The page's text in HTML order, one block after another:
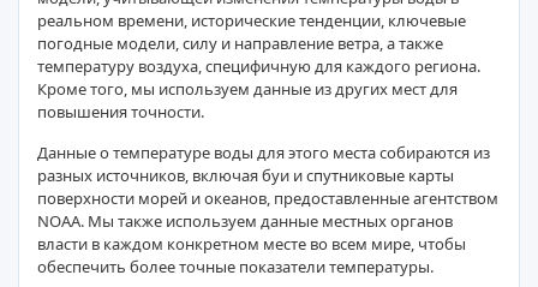
реальном времени, исторические тенденции, ключевые
погодные модели, силу и направление ветра, а также
температуру воздуха, специфичную для каждого региона.
Кроме того, мы используем данные из других мест для
повышения точности.
Данные о температуре воды для этого места собираются из
разных источников, включая буи и спутниковые карты
поверхности морей и океанов, предоставленные агентством
NOAA. Мы также используем данные местных органов
власти в каждом конкретном месте во всем мире, чтобы
обеспечить более точные показатели температуры.